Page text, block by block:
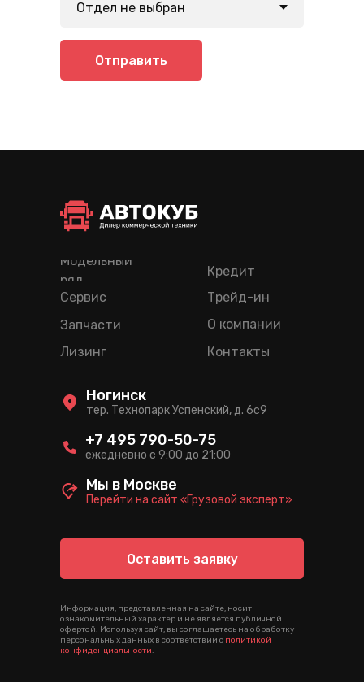
Отправить
Лизинг
Кредит
Трейд-ин
Модельный
ряд
Сервис
Запчасти
О компании
Контакты
Оставить заявку
Информация, представленная на сайте, носит
ознакомительный характер и не является публичной
офертой. Используя сайт, вы соглашаетесь на обработку
персональных данных в соответствии с политикой
конфиденциальности.
тер. Технопарк Успенский, д. 6c9
Ногинск
ежедневно с 9:00 до 21:00
+7 495 790-50-75
Перейти на сайт «Грузовой эксперт»
Мы в Москве